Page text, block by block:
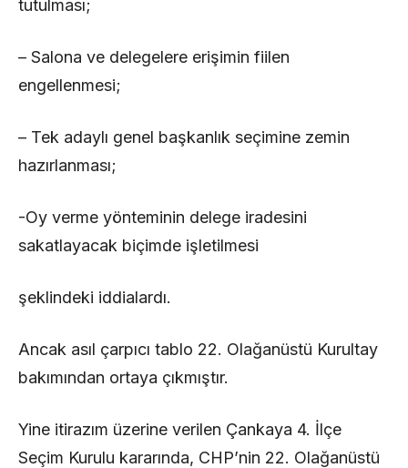
tutulması;
– Salona ve delegelere erişimin fiilen
engellenmesi;
– Tek adaylı genel başkanlık seçimine zemin
hazırlanması;
-Oy verme yönteminin delege iradesini
sakatlayacak biçimde işletilmesi
şeklindeki iddialardı.
Ancak asıl çarpıcı tablo 22. Olağanüstü Kurultay
bakımından ortaya çıkmıştır.
Yine itirazım üzerine verilen Çankaya 4. İlçe
Seçim Kurulu kararında, CHP’nin 22. Olağanüstü